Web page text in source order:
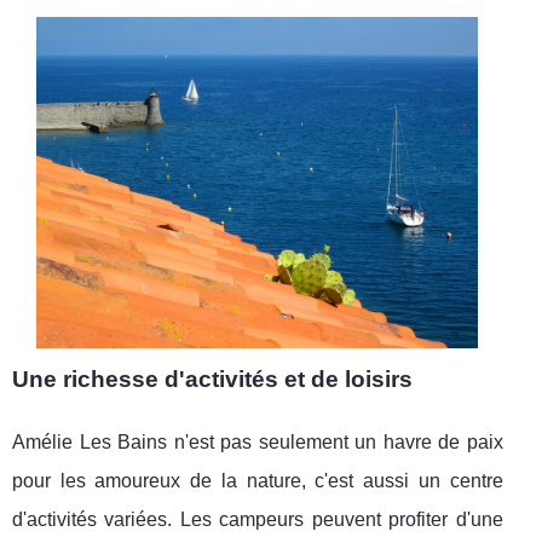
Une richesse d'activités et de loisirs
Amélie Les Bains n'est pas seulement un havre de paix
pour les amoureux de la nature, c'est aussi un centre
d'activités variées. Les campeurs peuvent profiter d'une